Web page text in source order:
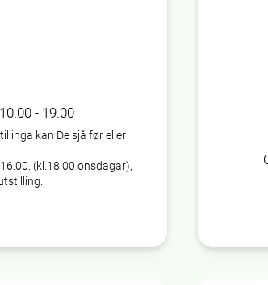
- 19.00
kan De sjå før eller
(kl.18.00 onsdagar),